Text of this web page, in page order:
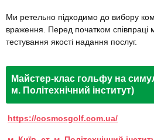
Ми ретельно підходимо до вибору
враження. Перед початком
тестування якості надання послуг.
Майстер-клас гольфу на
м. Політехнічний інститут)
https://cosmosgolf.com.ua/